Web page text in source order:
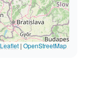
Leaflet | OpenStreetMap